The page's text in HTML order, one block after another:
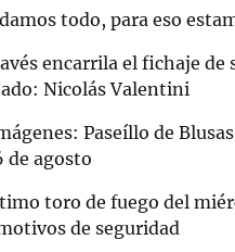
todo, para eso
encarrila el fichaje de
Nicolás Valentini
Paseíllo de
de agosto
toro de fuego del
de seguridad